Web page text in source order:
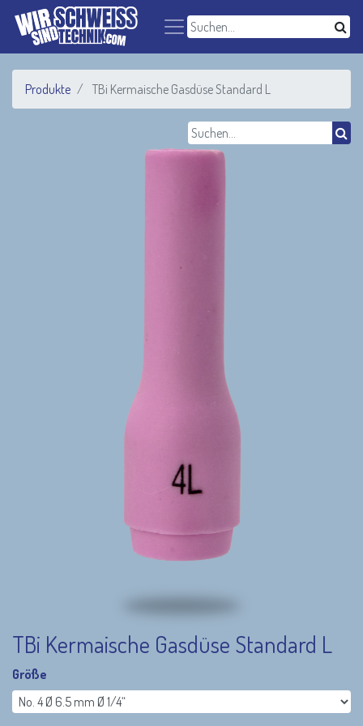
Produkte TBi Kermaische Gasdüse Standard L
TBi Kermaische Gasdüse Standard L
Größe